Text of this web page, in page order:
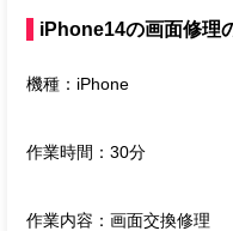
iPhone14の画面修理
機種：iPhone
作業時間：30分
作業内容：画面交換修理